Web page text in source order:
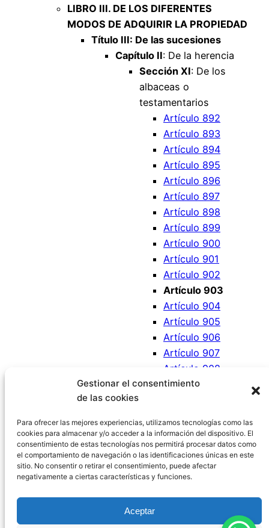
Gestionar el consentimiento
de las cookies
Para ofrecer las mejores experiencias, utilizamos tecnologías como las
cookies para almacenar y/o acceder a la información del dispositivo. El
consentimiento de estas tecnologías nos permitirá procesar datos como
el comportamiento de navegación o las identificaciones únicas en este
sitio. No consentir o retirar el consentimiento, puede afectar
negativamente a ciertas características y funciones.
Aceptar
LIBRO III. DE LOS DIFERENTES
MODOS DE ADQUIRIR LA PROPIEDAD
Título III: De las sucesiones
Capítulo II: De la herencia
Sección XI: De los
albaceas o
testamentarios
Artículo 892
Artículo 893
Artículo 894
Artículo 895
Artículo 896
Artículo 897
Artículo 898
Artículo 899
Artículo 900
Artículo 901
Artículo 902
Artículo 903
Artículo 904
Artículo 905
Artículo 906
Artículo 907
Artículo 908
Artículo 909